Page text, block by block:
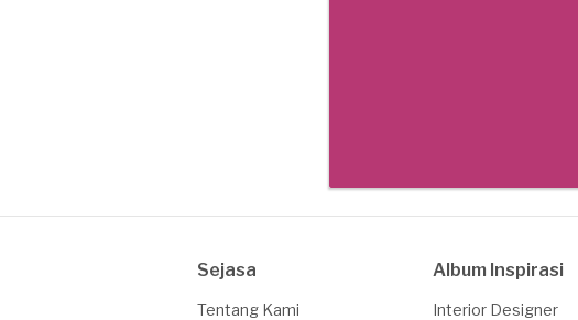
Sejasa
Tentang Kami
Album Inspirasi
Interior Designer